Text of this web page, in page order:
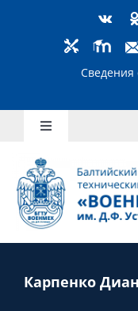
Toggle
Школьникам
Абитуриентам
Карпенко